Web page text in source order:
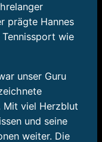
prägte Hannes
wie
unser Guru
Mit viel Herzblut
und seine
weiter. Die